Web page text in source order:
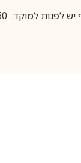
למוקד: 1700-50-70-60